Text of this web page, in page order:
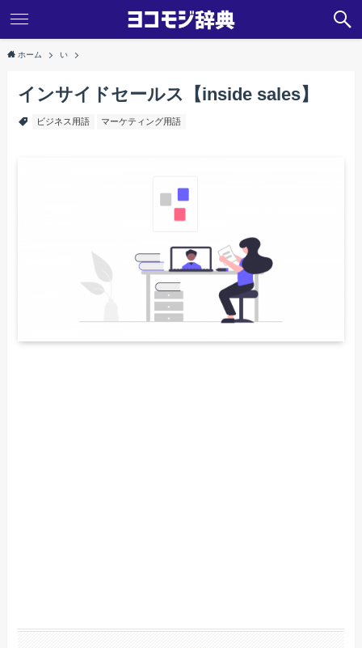
ホーム い
インサイドセールス【inside sales】
ビジネス用語 マーケティング用語